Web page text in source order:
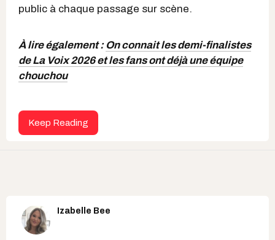
public à chaque passage sur scène.
À lire également : On connait les demi-finalistes
de La Voix 2026 et les fans ont déjà une équipe
chouchou
Keep Reading
Izabelle Bee